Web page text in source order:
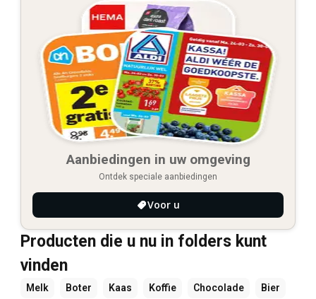
Aanbiedingen in uw omgeving
Ontdek speciale aanbiedingen
Voor u
Producten die u nu in folders kunt
vinden
Melk Boter Kaas Koffie Chocolade Bier